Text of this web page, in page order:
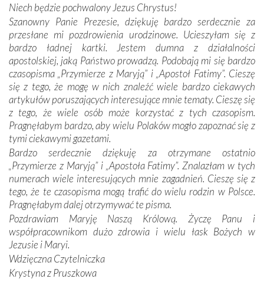
mieliśmy okazję przekonać się, że Maryja swoją opieką
otacza nie tylko nasz naród, lecz wszystkie nacje, które
się Jej ufnie oddają, a także każdą osobę, która zawierza
Jej siebie oraz swych bliskich.
Dzieje Portugalii to również historia wierności Bogu i
odstępstw, także w życiu władców. Trudne momenty w
wymiarze tak osobistym, jak i zbiorowym, przypominają o
konieczności ciągłego zabiegania o własną duszę i o łaskę
Opatrzności. Wierność przynosi pomyślność –
przynajmniej w życiu duchowym. Odstępstwo owocuje
nieszczęściem i śmiercią. Te uniwersalne prawdy
przychodziły na myśl, gdy słuchaliśmy opowieści
przewodników o portugalskich monarchach i wodzach,
zwycięskich bitwach i nieszczęśliwych losach grzesznych
kochanków.
Byli tym razem pośród Apostołów Fatimy reprezentanci
każdego spośród żyjących pokoleń. Najmłodszy uczestnik
liczył sobie 13 lat, zaś senior, pan Zdzisław – już 94.
Całe życie marzyłem, by tu przyjechać
Niech będzie pochwalony Jezus Chrystus!
Szanowny Panie Prezesie, dziękuję bardzo serdecznie za
przesłane mi pozdrowienia urodzinowe. Ucieszyłam się z
bardzo ładnej kartki. Jestem dumna z działalności
apostolskiej, jaką Państwo prowadzą. Podobają mi się bardzo
czasopisma „Przymierze z Maryją” i „Apostoł Fatimy”. Cieszę
się z tego, że mogę w nich znaleźć wiele bardzo ciekawych
artykułów poruszających interesujące mnie tematy. Cieszę się
z tego, że wiele osób może korzystać z tych czasopism.
Pragnęłabym bardzo, aby wielu Polaków mogło zapoznać się z
tymi ciekawymi gazetami.
Bardzo serdecznie dziękuję za otrzymane ostatnio
„Przymierze z Maryją” i „Apostoła Fatimy”. Znalazłam w tych
numerach wiele interesujących mnie zagadnień. Cieszę się z
tego, że te czasopisma mogą trafić do wielu rodzin w Polsce.
Pragnęłabym dalej otrzymywać te pisma.
Pozdrawiam Maryję Naszą Królową. Życzę Panu i
współpracownikom dużo zdrowia i wielu łask Bożych w
Jezusie i Maryi.
Wdzięczna Czytelniczka
Krystyna z Pruszkowa